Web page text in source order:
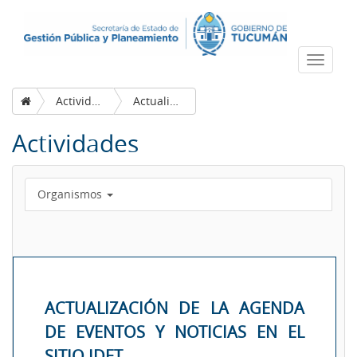
Actividades
Actualización de la agenda de eventos y noticias en el sitio IDET
Actividades
Organismos
ACTUALIZACIÓN DE LA AGENDA
DE EVENTOS Y NOTICIAS EN EL